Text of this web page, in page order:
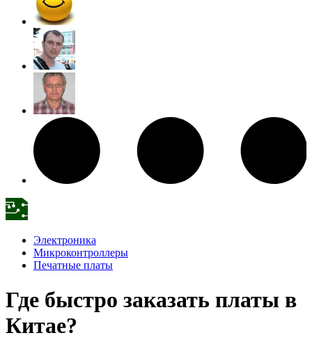
Электроника
Микроконтроллеры
Печатные платы
Где быстро заказать платы в
Китае?